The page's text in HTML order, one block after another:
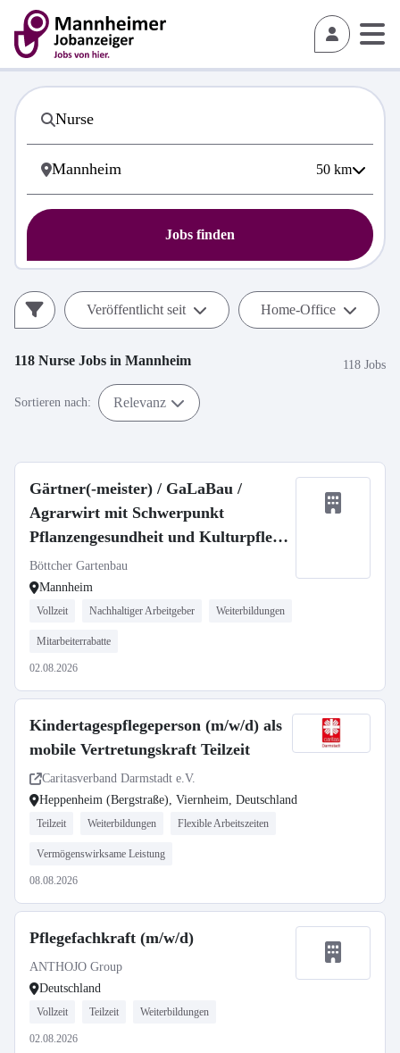
50 km
Jobs finden
Veröffentlicht seit Home-Office
118 Nurse Jobs in Mannheim 118 Jobs
Sortieren nach: Relevanz
Gärtner(-meister) / GaLaBau /
Agrarwirt mit Schwerpunkt
Pflanzengesundheit und Kulturpflege
(m/w/d)
Böttcher Gartenbau
Mannheim
Vollzeit Nachhaltiger Arbeitgeber Weiterbildungen
Mitarbeiterrabatte
02.08.2026
Kindertagespflegeperson (m/w/d) als
mobile Vertretungskraft Teilzeit
Caritasverband Darmstadt e.V.
Heppenheim (Bergstraße), Viernheim, Deutschland
Teilzeit Weiterbildungen Flexible Arbeitszeiten
Vermögenswirksame Leistung
08.08.2026
Pflegefachkraft (m/w/d)
ANTHOJO Group
Deutschland
Vollzeit Teilzeit Weiterbildungen
02.08.2026